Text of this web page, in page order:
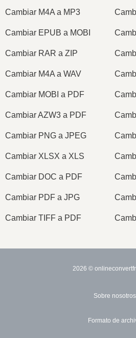
Cambiar M4A a MP3
Cambiar EPUB a MOBI
Cambiar RAR a ZIP
Cambiar M4A a WAV
Cambiar MOBI a PDF
Cambiar AZW3 a PDF
Cambiar PNG a JPEG
Cambiar XLSX a XLS
Cambiar DOC a PDF
Cambiar PDF a JPG
Cambiar TIFF a PDF
2026 ©
Sobre nosotros
Formato de